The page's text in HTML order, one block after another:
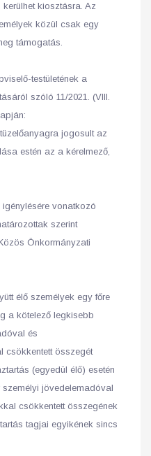
kiosztásra. Az
közül csak egy
támogatás.
testületének a
szóló 11/2021. (VIII.
jogosult az
estén az a kérelmező,
vonatkozó
szerint
Önkormányzati
élő személyek egy főre
a kötelező legkisebb
és
csökkentett összegét
(egyedül élő) esetén
jövedelemadóval
csökkentett összegének
tagjai egyikének sincs